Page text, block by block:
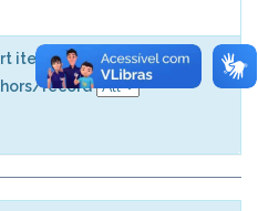
items by
record